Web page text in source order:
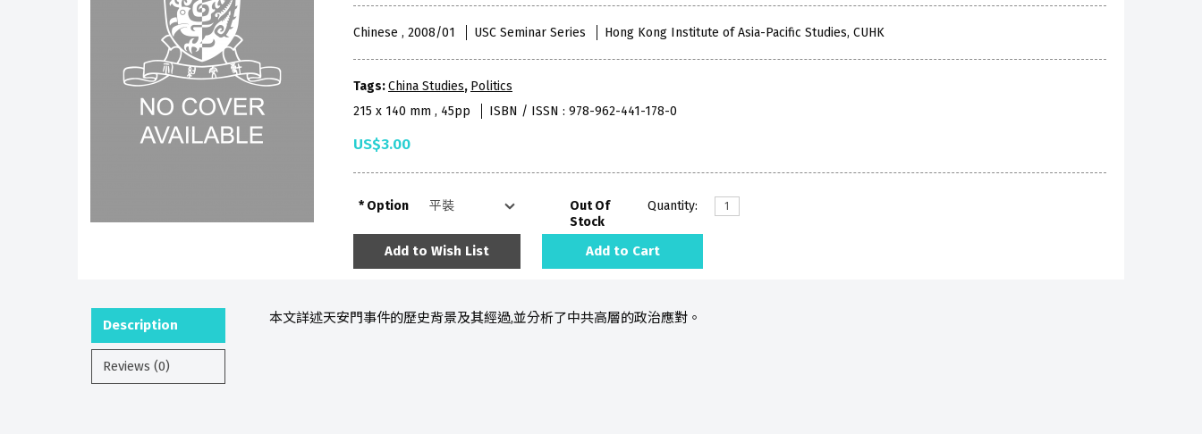
Chinese , 2008/01 USC Seminar Series Hong Kong Institute of Asia-Pacific Studies, CUHK
Tags:China Studies, Politics
215 x 140 mm , 45pp
ISBN / ISSN : 978-962-441-178-0
US$3.00
Option
Out Of
Stock
Quantity:
Add to Wish List Add to Cart
Description
Reviews (0)
本文詳述天安門事件的歷史背景及其經過,並分析了中共高層的政治應對。